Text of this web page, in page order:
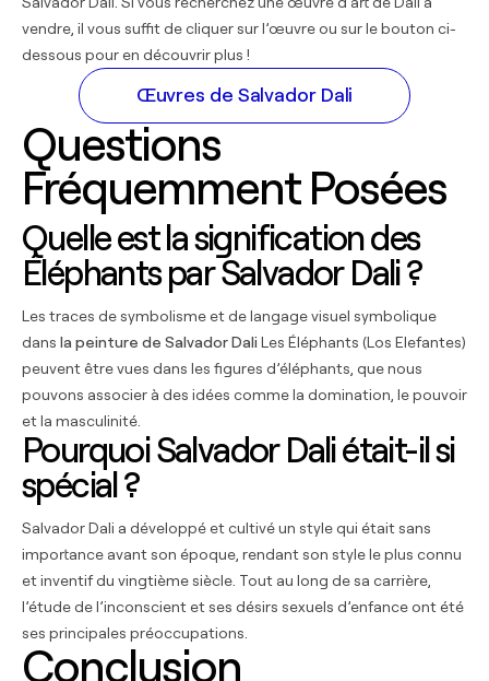
vendre, il vous suffit de cliquer sur l’œuvre ou sur le bouton ci-
dessous pour en découvrir plus !
Œuvres de Salvador Dali
Questions
Fréquemment Posées
Quelle est la signification des
Éléphants par Salvador Dali ?
Les traces de symbolisme et de langage visuel symbolique
dans la peinture de Salvador Dali Les Éléphants (Los Elefantes)
peuvent être vues dans les figures d’éléphants, que nous
pouvons associer à des idées comme la domination, le pouvoir
et la masculinité.
Pourquoi Salvador Dali était-il si
spécial ?
Salvador Dali a développé et cultivé un style qui était sans
importance avant son époque, rendant son style le plus connu
et inventif du vingtième siècle. Tout au long de sa carrière,
l’étude de l’inconscient et ses désirs sexuels d’enfance ont été
ses principales préoccupations.
Conclusion